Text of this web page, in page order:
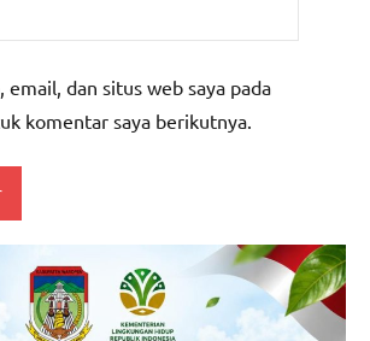
email, dan situs web saya pada
komentar saya berikutnya.